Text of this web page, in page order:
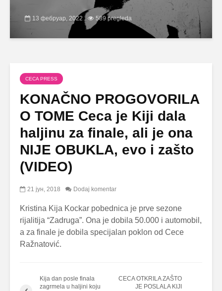
13 фебруар, 2022 589 pregleda
CECA PRESS
KONAČNO PROGOVORILA
O TOME Ceca je Kiji dala
haljinu za finale, ali je ona
NIJE OBUKLA, evo i zašto
(VIDEO)
21 јун, 2018 Dodaj komentar
Kristina Kija Kockar pobednica je prve sezone
rijalitija “Zadruga”. Ona je dobila 50.000 i automobil,
a za finale je dobila specijalan poklon od Cece
Ražnatović.
Kija dan posle finala
zagrmela u haljini koju
CECA OTKRILA ZAŠTO
JE POSLALA KIJI